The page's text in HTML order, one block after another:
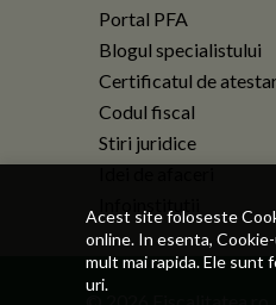
Acest site foloseste
online. In esenta,
mult mai rapida. Ele
uri.
Portal PFA
Blogul specialistului
Certificatul de
Codul fiscal
Stiri juridice